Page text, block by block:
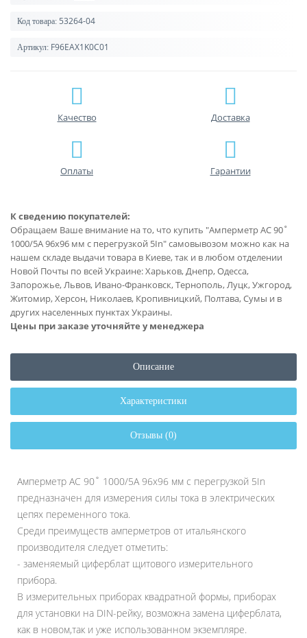
Код товара: 53264-04
Артикул: F96EAX1K0C01
Качество Доставка
Оплаты Гарантии
К сведению покупателей:
Обращаем Ваше внимание на то, что купить "Амперметр AC 90˚
1000/5A 96x96 мм с перегрузкой 5In" самовывозом можно как на
нашем складе выдачи товара в Киеве, так и в любом отделении
Новой Почты по всей Украине: Харьков, Днепр, Одесса,
Запорожье, Львов, Ивано-Франковск, Тернополь, Луцк, Ужгород,
Житомир, Херсон, Николаев, Кропивницкий, Полтава, Сумы и в
других населенных пунктах Украины.
Цены при заказе уточняйте у менеджера
Описание
Характеристики
Отзывы (0)
Амперметр AC 90˚ 1000/5A 96x96 мм с перегрузкой 5In
предназначен для измерения силы тока в электрических
цепях переменного тока.
Среди преимуществ амперметров от итальянского
производителя следует отметить:
- заменяемый циферблат щитового измерительного
прибора.
В измерительных приборах квадратной формы, приборах
для установки на DIN-рейку, возможна замена циферблата,
как в новом,так и уже использованном экземпляре.